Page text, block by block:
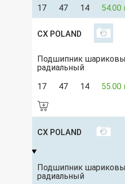
17 47 14 54.00
CX POLAND
Подшипник
радиальный
17
47 14 55.00
CX POLAND
Подшипник
радиальный